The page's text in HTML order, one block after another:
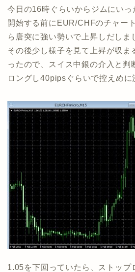
今日の16時ぐらいからジムにいっ
開始する前にEUR/CHFのチャー
ら唐突に強い勢いで上昇しだしま
その後少し様子を見て上昇が収ま
ったので、スイス中銀の介入と判
ロングし40pipsぐらいで控えめに
1.05を下回っていたら、ストップ